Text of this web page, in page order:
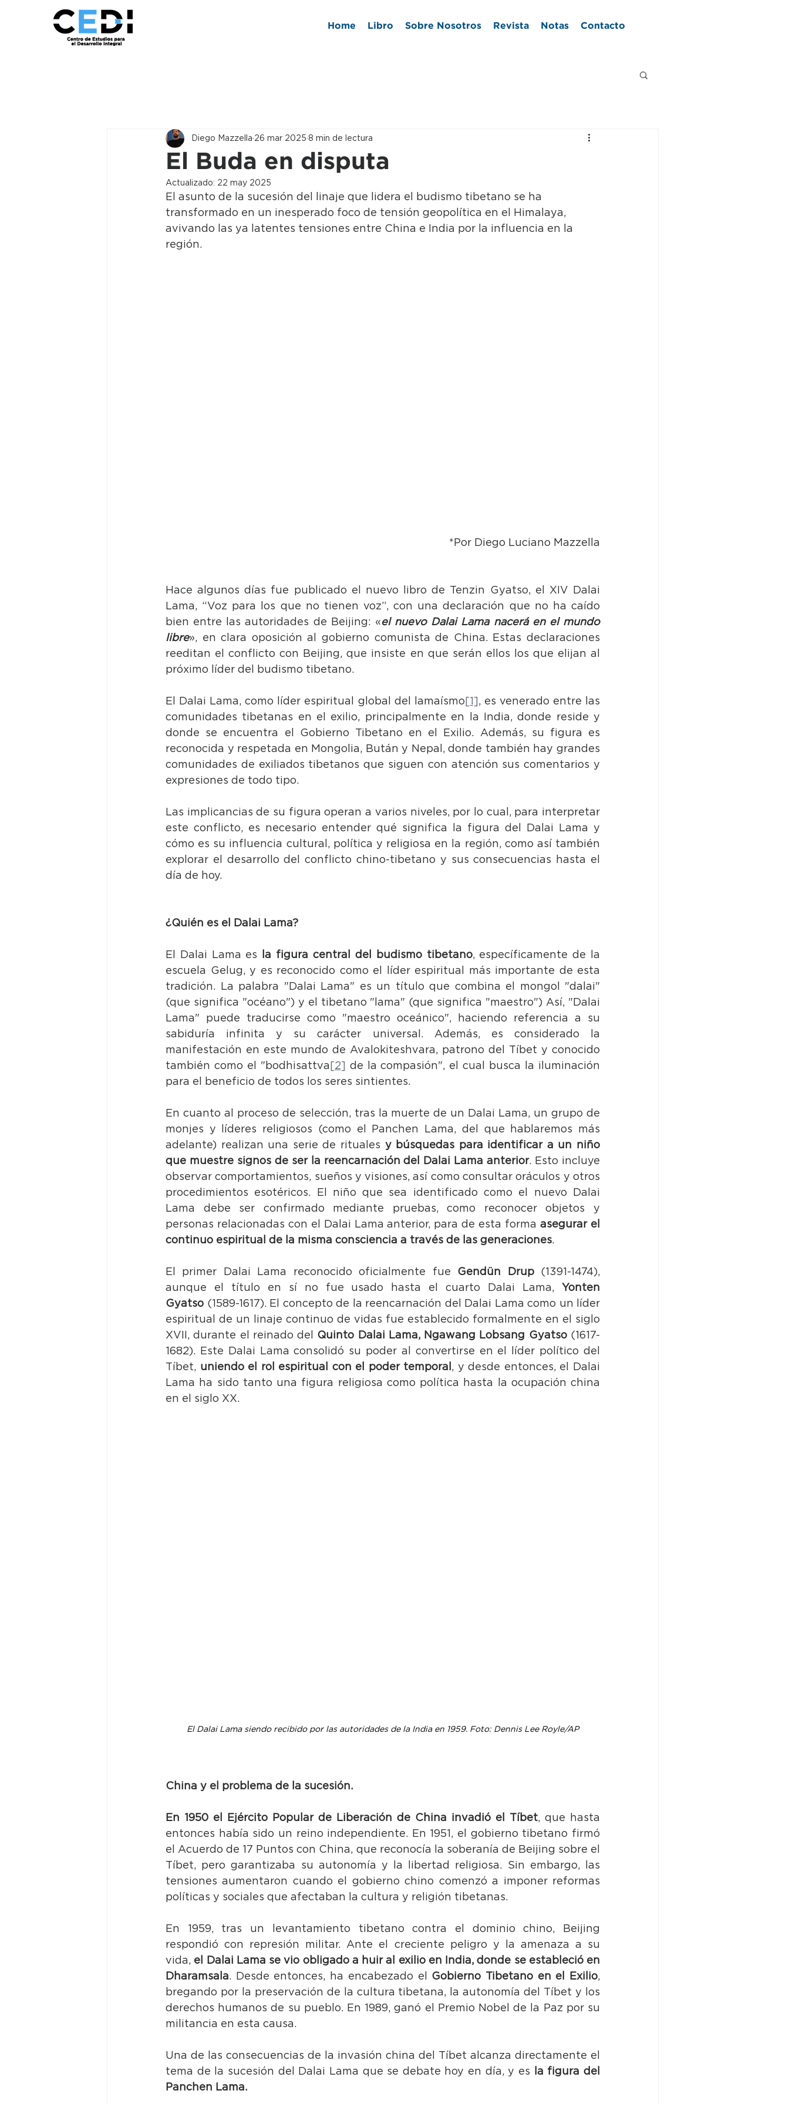
Home Libro Sobre Nosotros Revista Notas Contacto
El Buda en disputa
Diego Mazzella 26 mar 2025 8 min de lectura
Actualizado: 22 may 2025
El asunto de la sucesión del linaje que lidera el budismo tibetano se ha
transformado en un inesperado foco de tensión geopolítica en el Himalaya,
avivando las ya latentes tensiones entre China e India por la influencia en la
región.
*Por Diego Luciano Mazzella
Hace algunos días fue publicado el nuevo libro de Tenzin Gyatso, el XIV Dalai
Lama, “Voz para los que no tienen voz”, con una declaración que no ha caído
bien entre las autoridades de Beijing: «el nuevo Dalai Lama nacerá en el mundo
libre», en clara oposición al gobierno comunista de China. Estas declaraciones
reeditan el conflicto con Beijing, que insiste en que serán ellos los que elijan al
próximo líder del budismo tibetano.
El Dalai Lama, como líder espiritual global del lamaísmo [1] , es venerado entre las
comunidades tibetanas en el exilio, principalmente en la India, donde reside y
donde se encuentra el Gobierno Tibetano en el Exilio. Además, su figura es
reconocida y respetada en Mongolia, Bután y Nepal, donde también hay grandes
comunidades de exiliados tibetanos que siguen con atención sus comentarios y
expresiones de todo tipo.
Las implicancias de su figura operan a varios niveles, por lo cual, para interpretar
este conflicto, es necesario entender qué significa la figura del Dalai Lama y
cómo es su influencia cultural, política y religiosa en la región, como así también
explorar el desarrollo del conflicto chino-tibetano y sus consecuencias hasta el
día de hoy.
¿Quién es el Dalai Lama?
El Dalai Lama es la figura central del budismo tibetano, específicamente de la
escuela Gelug, y es reconocido como el líder espiritual más importante de esta
tradición. La palabra "Dalai Lama" es un título que combina el mongol "dalai"
(que significa "océano") y el tibetano "lama" (que significa "maestro") Así, "Dalai
Lama" puede traducirse como "maestro oceánico", haciendo referencia a su
sabiduría infinita y su carácter universal. Además, es considerado la
manifestación en este mundo de Avalokiteshvara, patrono del Tíbet y conocido
también como el "bodhisattva [2] de la compasión", el cual busca la iluminación
para el beneficio de todos los seres sintientes.
En cuanto al proceso de selección, tras la muerte de un Dalai Lama, un grupo de
monjes y líderes religiosos (como el Panchen Lama, del que hablaremos más
adelante) realizan una serie de rituales y búsquedas para identificar a un niño
que muestre signos de ser la reencarnación del Dalai Lama anterior. Esto incluye
observar comportamientos, sueños y visiones, así como consultar oráculos y otros
procedimientos esotéricos. El niño que sea identificado como el nuevo Dalai
Lama debe ser confirmado mediante pruebas, como reconocer objetos y
personas relacionadas con el Dalai Lama anterior, para de esta forma asegurar el
continuo espiritual de la misma consciencia a través de las generaciones.
El primer Dalai Lama reconocido oficialmente fue Gendün Drup (1391-1474),
aunque el título en sí no fue usado hasta el cuarto Dalai Lama, Yonten
Gyatso (1589-1617). El concepto de la reencarnación del Dalai Lama como un líder
espiritual de un linaje continuo de vidas fue establecido formalmente en el siglo
XVII, durante el reinado del Quinto Dalai Lama, Ngawang Lobsang Gyatso (1617-
1682). Este Dalai Lama consolidó su poder al convertirse en el líder político del
Tíbet, uniendo el rol espiritual con el poder temporal , y desde entonces, el Dalai
Lama ha sido tanto una figura religiosa como política hasta la ocupación china
en el siglo XX.
El Dalai Lama siendo recibido por las autoridades de la India en 1959. Foto: Dennis Lee Royle/AP
China y el problema de la sucesión.
En 1950 el Ejército Popular de Liberación de China invadió el Tíbet, que hasta
entonces había sido un reino independiente. En 1951, el gobierno tibetano firmó
el Acuerdo de 17 Puntos con China, que reconocía la soberanía de Beijing sobre el
Tíbet, pero garantizaba su autonomía y la libertad religiosa. Sin embargo, las
tensiones aumentaron cuando el gobierno chino comenzó a imponer reformas
políticas y sociales que afectaban la cultura y religión tibetanas.
En 1959, tras un levantamiento tibetano contra el dominio chino, Beijing
respondió con represión militar. Ante el creciente peligro y la amenaza a su
vida, el Dalai Lama se vio obligado a huir al exilio en India, donde se estableció en
Dharamsala. Desde entonces, ha encabezado el Gobierno Tibetano en el Exilio,
bregando por la preservación de la cultura tibetana, la autonomía del Tíbet y los
derechos humanos de su pueblo. En 1989, ganó el Premio Nobel de la Paz por su
militancia en esta causa.
Una de las consecuencias de la invasión china del Tíbet alcanza directamente el
tema de la sucesión del Dalai Lama que se debate hoy en día, y es
la figura del
Panchen Lama.